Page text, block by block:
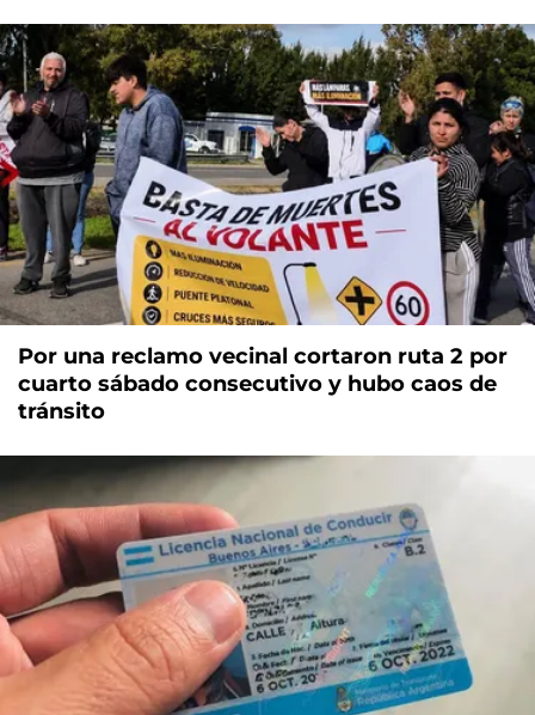
Por una reclamo vecinal cortaron ruta 2 por
cuarto sábado consecutivo y hubo caos de
tránsito